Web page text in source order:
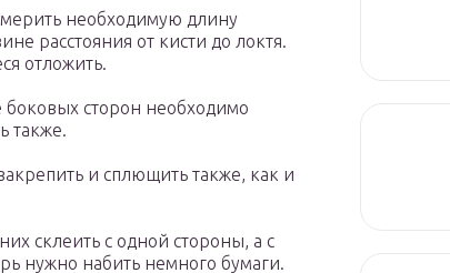
необходимую длину
расстояния от кисти до локтя.
отложить.
сторон необходимо
также.
и сплющить также, как и
склеить с одной стороны, а с
нужно набить немного бумаги.